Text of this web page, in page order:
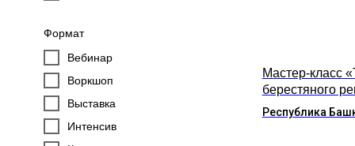
Формат
Вебинар
Воркшоп
Выставка
Интенсив
Мастер-класс
берестяного
Республика